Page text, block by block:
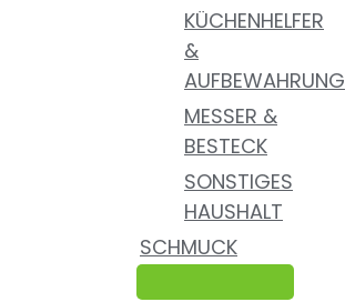
KÜCHENHELFER
&
AUFBEWAHRUNG
MESSER &
BESTECK
SONSTIGES
HAUSHALT
SCHMUCK